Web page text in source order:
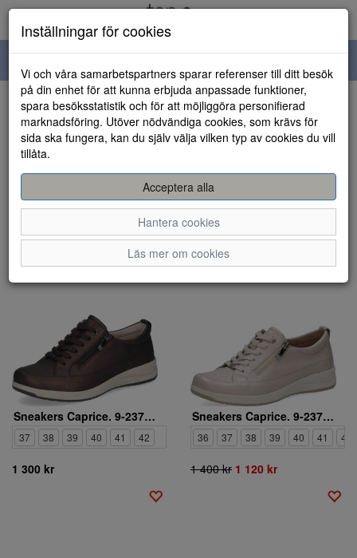
navigation
Visa filter
Caprice (58 artiklar)
Sneakers Caprice. 9-23727-46-378
37 38 39 40 41 42
1 300 kr
Sneakers Caprice. 9-23724-46-136
36 37 38 39 40 41 42
1 400 kr 1 120 kr
Inställningar för cookies
Vi och våra samarbetspartners sparar referenser till ditt besök
på din enhet för att kunna erbjuda anpassade funktioner,
spara besöksstatistik och för att möjliggöra personifierad
marknadsföring. Utöver nödvändiga cookies, som krävs för
sida ska fungera, kan du själv välja vilken typ av cookies du vill
tillåta.
Acceptera alla
Hantera cookies
Läs mer om cookies